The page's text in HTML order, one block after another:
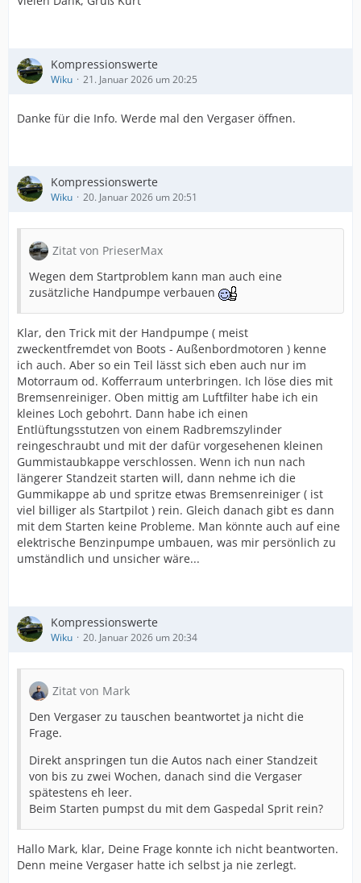
Kompressionswerte
Wiku 21. Januar 2026 um 20:25
Danke für die Info. Werde mal den Vergaser öffnen.
Kompressionswerte
Wiku 20. Januar 2026 um 20:51
Zitat von PrieserMax
Wegen dem Startproblem kann man auch eine
zusätzliche Handpumpe verbauen
Klar, den Trick mit der Handpumpe ( meist
zweckentfremdet von Boots - Außenbordmotoren ) kenne
ich auch. Aber so ein Teil lässt sich eben auch nur im
Motorraum od. Kofferraum unterbringen. Ich löse dies mit
Bremsenreiniger. Oben mittig am Luftfilter habe ich ein
kleines Loch gebohrt. Dann habe ich einen
Entlüftungsstutzen von einem Radbremszylinder
reingeschraubt und mit der dafür vorgesehenen kleinen
Gummistaubkappe verschlossen. Wenn ich nun nach
längerer Standzeit starten will, dann nehme ich die
Gummikappe ab und spritze etwas Bremsenreiniger ( ist
viel billiger als Startpilot ) rein. Gleich danach gibt es dann
mit dem Starten keine Probleme. Man könnte auch auf eine
elektrische Benzinpumpe umbauen, was mir persönlich zu
umständlich und unsicher wäre...
Kompressionswerte
Wiku 20. Januar 2026 um 20:34
Zitat von Mark
Den Vergaser zu tauschen beantwortet ja nicht die
Frage.
Direkt anspringen tun die Autos nach einer Standzeit
von bis zu zwei Wochen, danach sind die Vergaser
spätestens eh leer.
Beim Starten pumpst du mit dem Gaspedal Sprit rein?
Hallo Mark, klar, Deine Frage konnte ich nicht beantworten.
Denn meine Vergaser hatte ich selbst ja nie zerlegt.